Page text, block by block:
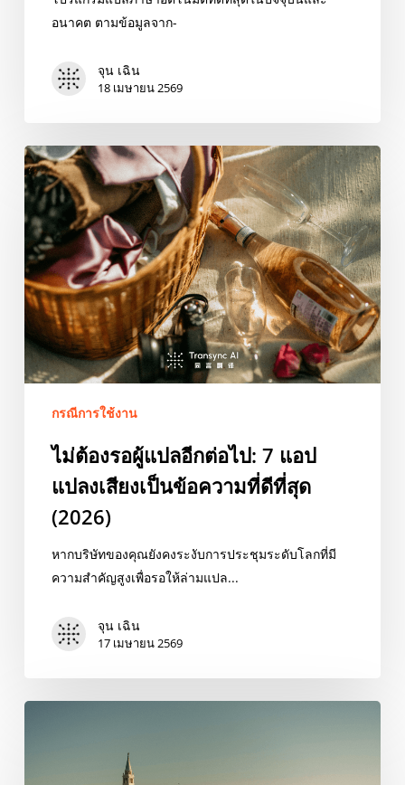
อนาคต ตามข้อมูลจาก-
จุน เฉิน
18 เมษายน 2569
ไม่
ต้อง
รอ
ผู้
แปล
อีก
ต่อ
ไป:
7
แอป
ข้อความ
(2026)
กรณีการใช้งาน
ไม่ต้องรอผู้แปลอีกต่อไป: 7 แอป
แปลงเสียงเป็นข้อความที่ดีที่สุด
(2026)
หากบริษัทของคุณยังคงระงับการประชุมระดับโลกที่มี
ความสำคัญสูงเพื่อรอให้ล่ามแปล...
จุน เฉิน
17 เมษายน 2569